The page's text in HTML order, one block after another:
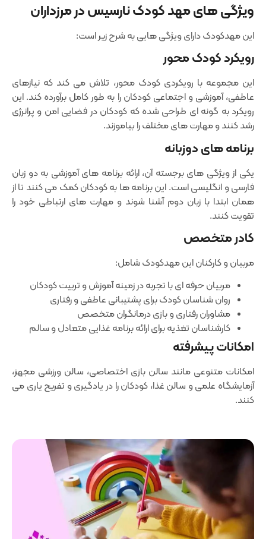
ویژگی ‌های مهد کودک نارسیس در مرزداران
این مهدکودک دارای ویژگی ‌هایی به شرح زیر است:
رویکرد کودک ‌محور
این مجموعه با رویکردی کودک ‌محور، تلاش می‌ کند که نیازهای
عاطفی، آموزشی و اجتماعی کودکان را به‌ طور کامل برآورده کند. این
رویکرد به ‌گونه ‌ای طراحی شده که کودکان در فضایی امن و پرانرژی
رشد کنند و مهارت‌ های مختلف را بیاموزند.
برنامه‌ های دو‌زبانه
یکی از ویژگی ‌های برجسته آن، ارائه برنامه ‌های آموزشی به دو زبان
فارسی و انگلیسی است. این برنامه ‌ها به کودکان کمک می ‌کنند تا از
همان ابتدا با زبان دوم آشنا شوند و مهارت ‌های ارتباطی خود را
تقویت کنند.
کادر متخصص
مربیان و کارکنان این مهدکودک شامل:
مربیان حرفه ‌ای با تجربه در زمینه آموزش و تربیت کودکان
روان ‌شناسان کودک برای پشتیبانی عاطفی و رفتاری
مشاوران رفتاری و بازی ‌درمانگران متخصص
کارشناسان تغذیه برای ارائه برنامه غذایی متعادل و سالم
امکانات پیشرفته
امکانات متنوعی مانند سالن ‌بازی اختصاصی، سالن ورزشی مجهز،
آزمایشگاه علمی و سالن غذا، کودکان را در یادگیری و تفریح یاری می
‌کنند.